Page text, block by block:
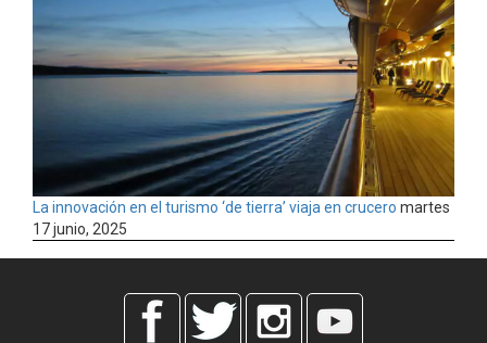
La innovación en el turismo ‘de tierra’ viaja en crucero martes
17 junio, 2025